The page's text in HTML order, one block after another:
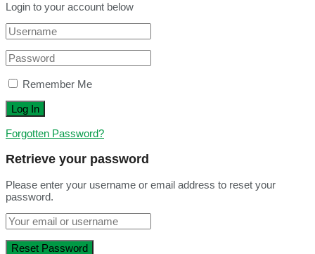
Login to your account below
Remember Me
Forgotten Password?
Retrieve your password
Please enter your username or email address to reset your
password.